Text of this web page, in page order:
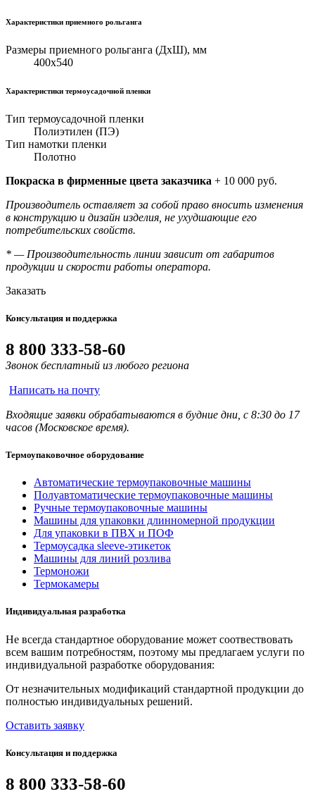
Характеристики приемного рольганга
Размеры приемного рольганга (ДхШ), мм
400х540
Характеристики термоусадочной пленки
Тип термоусадочной пленки
Полиэтилен (ПЭ)
Тип намотки пленки
Полотно
Покраска в фирменные цвета заказчика + 10 000 руб.
Производитель оставляет за собой право вносить изменения
в конструкцию и дизайн изделия, не ухудшающие его
потребительских свойств.
* — Производительность линии зависит от габаритов
продукции и скорости работы оператора.
Заказать
Консультация и поддержка
8 800 333-58-60
Звонок бесплатный из любого региона
Написать на почту
Входящие заявки обрабатываются в будние дни, с 8:30 до 17
часов (Московское время).
Термоупаковочное оборудование
Автоматические термоупаковочные машины
Полуавтоматические термоупаковочные машины
Ручные термоупаковочные машины
Машины для упаковки длинномерной продукции
Для упаковки в ПВХ и ПОФ
Термоусадка sleeve-этикеток
Машины для линий розлива
Термоножи
Термокамеры
Индивидуальная разработка
Не всегда стандартное оборудование может соотвествовать
всем вашим потребностям, поэтому мы предлагаем услуги по
индивидуальной разработке оборудования:
От незначительных модификаций стандартной продукции до
полностью индивидуальных решений.
Оставить заявку
Консультация и поддержка
8 800 333-58-60